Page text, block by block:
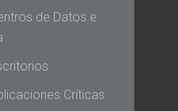
de Datos e
Críticas